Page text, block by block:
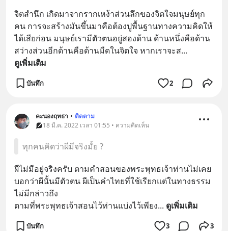
จิตสำนึก เกิดมาจากรากเหง้าส่วนลึกของจิตใจมนุษย์ทุก
คน การจะสร้างมันขึ้นมาคือต้องปูพื้นฐานทางความคิดให้
ได้เสียก่อน มนุษย์เรามีตัวตนอยู่สองด้าน ด้านหนึ่งคือด้าน
สว่างส่วนอีกด้านคือด้านมืดในจิตใจ หากเราจะส...
ดูเพิ่มเติม
บันทึก 2
คะนองฤทธา • ติดตาม
18 มี.ค. 2022 เวลา 01:55 • ความคิดเห็น
ทุกคนคิดว่าผีมีจริงมั้ย ?
ผีไม่มีอยู่จริงครับ ตามคำสอนของพระพุทธเจ้าท่านไม่เคย
บอกว่าผีนั้นมีตัวตน ผีเป็นคำไทยที่ใช้เรียกแต่ในทางธรรม
ไม่มีกล่าวถึง
ตามที่พระพุทธเจ้าสอนไว้ท่านแบ่งไว้เพียง... ดูเพิ่มเติม
บันทึก 3 3